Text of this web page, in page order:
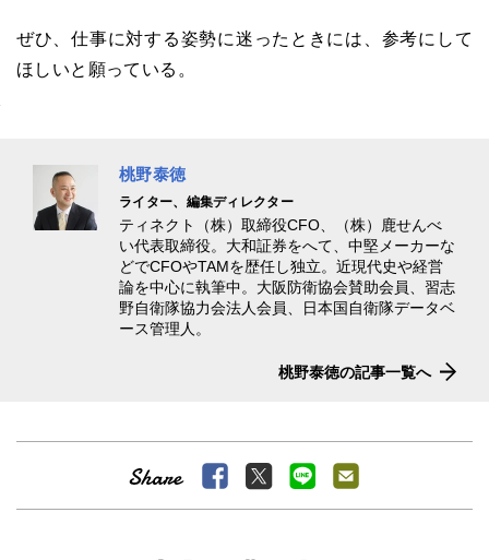
ぜひ、仕事に対する姿勢に迷ったときには、参考にして
ほしいと願っている。
桃野泰徳
ライター、編集ディレクター
ティネクト（株）取締役CFO、（株）鹿せんべ
い代表取締役。大和証券をへて、中堅メーカーな
どでCFOやTAMを歴任し独立。近現代史や経営
論を中心に執筆中。大阪防衛協会賛助会員、習志
野自衛隊協力会法人会員、日本国自衛隊データベ
ース管理人。
桃野泰徳の記事一覧へ